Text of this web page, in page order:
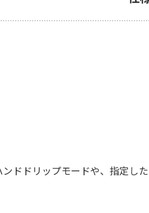
ドドリップモードや、指定し